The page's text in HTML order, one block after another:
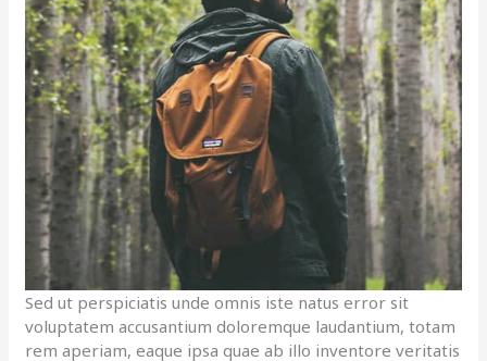
Sed ut perspiciatis unde omnis iste natus error sit
voluptatem accusantium doloremque laudantium, totam
rem aperiam, eaque ipsa quae ab illo inventore veritatis